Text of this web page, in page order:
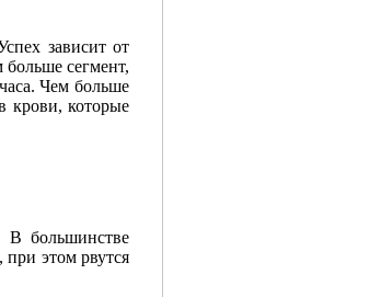
зависит от
сегмент,
Чем больше
крови, которые
В большинстве
при этом рвутся